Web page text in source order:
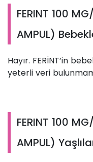
FERINT 100
AMPUL)
Hayır. FERİNT’in
yeterli veri
FERINT 100
AMPUL)